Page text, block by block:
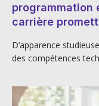
programmation
carrière
D’apparence
des compétences